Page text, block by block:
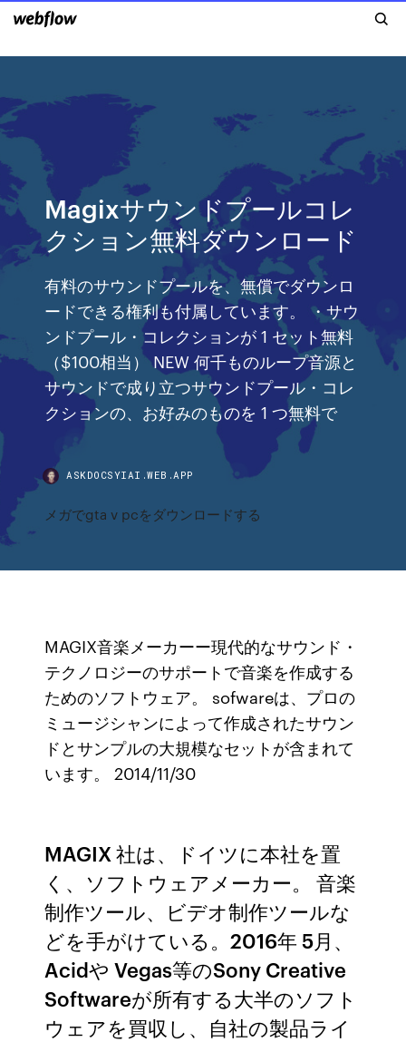
Magixサウンドプールコレ
クション無料ダウンロード
有料のサウンドプールを、無償でダウンロ
ードできる権利も付属しています。 ・サウ
ンドプール・コレクションが 1 セット無料
（$100相当） NEW 何千ものループ音源と
サウンドで成り立つサウンドプール・コレ
クションの、お好みのものを 1 つ無料で
ASKDOCSYIAI.WEB.APP
メガでgta v pcをダウンロードする
MAGIX音楽メーカーー現代的なサウンド・
テクノロジーのサポートで音楽を作成する
ためのソフトウェア。 sofwareは、プロの
ミュージシャンによって作成されたサウン
ドとサンプルの大規模なセットが含まれて
います。 2014/11/30
MAGIX 社は、ドイツに本社を置
く、ソフトウェアメーカー。 音楽
制作ツール、ビデオ制作ツールな
どを手がけている。2016年 5月、
Acidや Vegas等のSony Creative
Softwareが所有する大半のソフト
ウェアを買収し、自社の製品ライ